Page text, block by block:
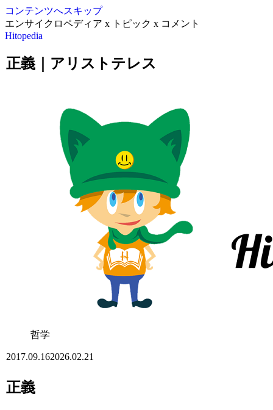
コンテンツへスキップ
エンサイクロペディア x トピック x コメント
Hitopedia
正義｜アリストテレス
哲学
2017.09.162026.02.21
正義